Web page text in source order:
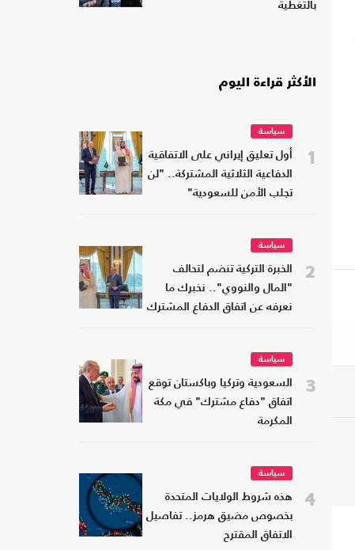
بالتغطية
الأكثر قراءة اليوم
1
سياسة
أول تعليق إيراني على الاتفاقية
الدفاعية الثلاثية المشتركة.. "لن
تجلب الأمن للسعودية"
2
سياسة
الخبرة التركية تنضم لتحالف
"المال والنووي".. نخبرك ما
نعرفه عن اتفاق الدفاع المشترك
3
سياسة
السعودية وتركيا وباكستان توقع
اتفاق "دفاع مشترك" في مكة
المكرمة
4
سياسة
هذه شروط الولايات المتحدة
بخصوص مضيق هرمز.. تفاصيل
الاتفاق المقترح